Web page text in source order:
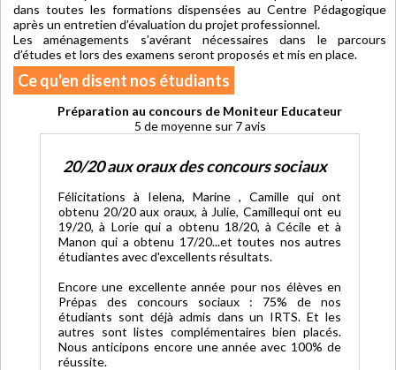
dans toutes les formations dispensées au Centre Pédagogique
après un entretien d’évaluation du projet professionnel.
Les aménagements s’avérant nécessaires dans le parcours
d’études et lors des examens seront proposés et mis en place.
Ce qu'en disent nos étudiants
Préparation au concours de Moniteur Educateur
5 de moyenne sur 7avis
20/20 aux oraux des concours sociaux
Félicitations à Ielena, Marine , Camille qui ont
obtenu 20/20 aux oraux, à Julie, Camillequi ont eu
19/20, à Lorie qui a obtenu 18/20, à Cécile et à
Manon qui a obtenu 17/20...et toutes nos autres
étudiantes avec d'excellents résultats.
Encore une excellente année pour nos élèves en
Prépas des concours sociaux : 75% de nos
étudiants sont déjà admis dans un IRTS. Et les
autres sont listes complémentaires bien placés.
Nous anticipons encore une année avec 100% de
réussite.